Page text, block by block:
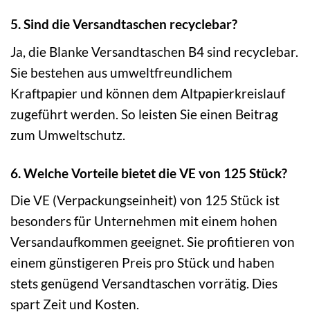
5. Sind die Versandtaschen recyclebar?
Ja, die Blanke Versandtaschen B4 sind recyclebar.
Sie bestehen aus umweltfreundlichem
Kraftpapier und können dem Altpapierkreislauf
zugeführt werden. So leisten Sie einen Beitrag
zum Umweltschutz.
6. Welche Vorteile bietet die VE von 125 Stück?
Die VE (Verpackungseinheit) von 125 Stück ist
besonders für Unternehmen mit einem hohen
Versandaufkommen geeignet. Sie profitieren von
einem günstigeren Preis pro Stück und haben
stets genügend Versandtaschen vorrätig. Dies
spart Zeit und Kosten.